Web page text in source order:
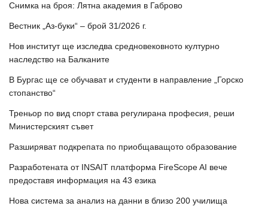
Снимка на броя: Лятна академия в Габрово
Вестник „Аз-буки“ – брой 31/2026 г.
Нов институт ще изследва средновековното културно
наследство на Балканите
В Бургас ще се обучават и студенти в направление „Горско
стопанство“
Треньор по вид спорт става регулирана професия, реши
Министерският съвет
Разширяват подкрепата по приобщаващото образование
Разработената от INSAIT платформа FireScope AI вече
предоставя информация на 43 езика
Нова система за анализ на данни в близо 200 училища